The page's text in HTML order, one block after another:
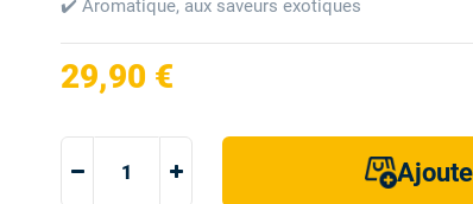
✔️ Aromatique, aux saveurs exotiques
29,90 €